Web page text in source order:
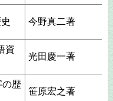
今野真二著
資
光田慶一著
歴
笹原宏之著